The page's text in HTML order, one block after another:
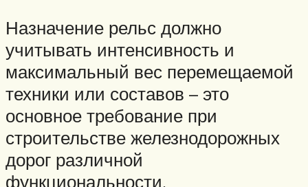
Назначение рельс должно
учитывать интенсивность и
максимальный вес перемещаемой
техники или составов – это
основное требование при
строительстве железнодорожных
дорог различной
функциональности.